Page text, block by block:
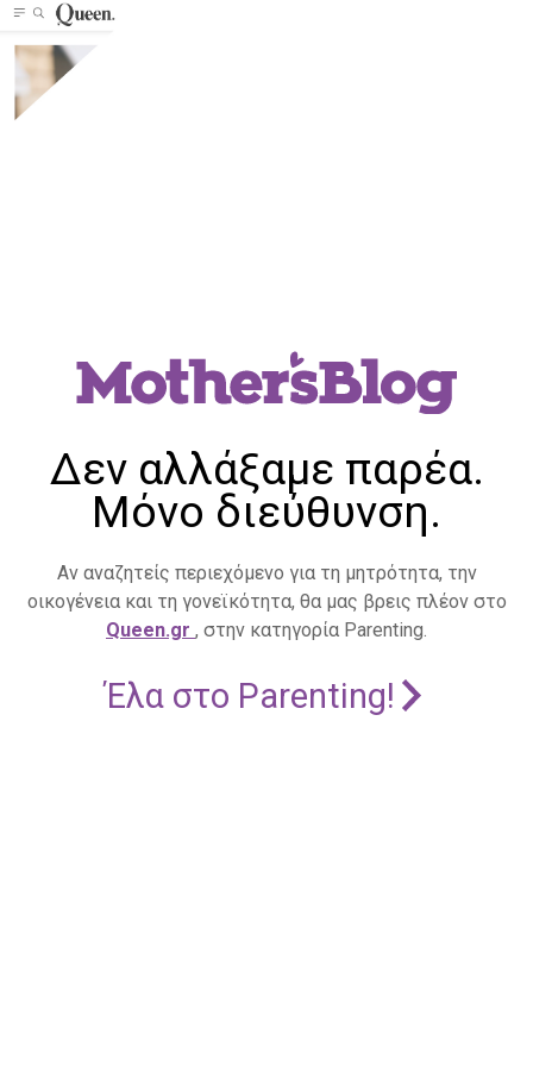
Δεν αλλάξαμε παρέα.
Μόνο διεύθυνση.
Αν αναζητείς περιεχόμενο για τη μητρότητα, την
οικογένεια και τη γονεϊκότητα, θα μας βρεις πλέον στο
Queen.gr , στην κατηγορία Parenting.
Έλα στο Parenting!